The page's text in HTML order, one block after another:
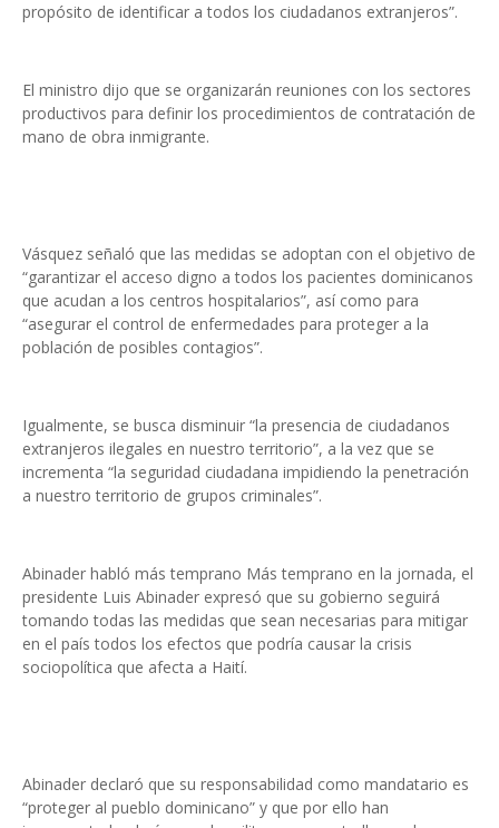
propósito de identificar a todos los ciudadanos extranjeros”.
El ministro dijo que se organizarán reuniones con los sectores
productivos para definir los procedimientos de contratación de
mano de obra inmigrante.
Vásquez señaló que las medidas se adoptan con el objetivo de
“garantizar el acceso digno a todos los pacientes dominicanos
que acudan a los centros hospitalarios”, así como para
“asegurar el control de enfermedades para proteger a la
población de posibles contagios”.
Igualmente, se busca disminuir “la presencia de ciudadanos
extranjeros ilegales en nuestro territorio”, a la vez que se
incrementa “la seguridad ciudadana impidiendo la penetración
a nuestro territorio de grupos criminales”.
Abinader habló más temprano Más temprano en la jornada, el
presidente Luis Abinader expresó que su gobierno seguirá
tomando todas las medidas que sean necesarias para mitigar
en el país todos los efectos que podría causar la crisis
sociopolítica que afecta a Haití.
Abinader declaró que su responsabilidad como mandatario es
“proteger al pueblo dominicano” y que por ello han